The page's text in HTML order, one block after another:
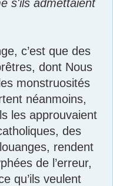
s'ils admettaient
c’est que des
dont Nous
monstruosités
néanmoins,
les approuvaient
des
rendent
de l’erreur,
qu’ils veulent